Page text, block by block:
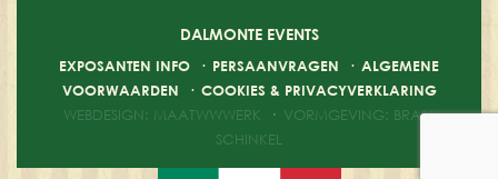
DALMONTE EVENTS
EXPOSANTEN INFO · PERSAANVRAGEN · ALGEMENE
VOORWAARDEN · COOKIES & PRIVACYVERKLARING
WEBDESIGN: MAATWWWERK
· VORMGEVING: BRAM
SCHINKEL